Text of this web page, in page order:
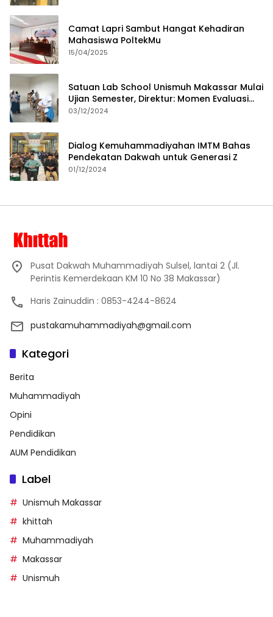
Camat Lapri Sambut Hangat Kehadiran
Mahasiswa PoltekMu
15/04/2025
Satuan Lab School Unismuh Makassar Mulai
Ujian Semester, Direktur: Momen Evaluasi
Proses Pembelajaran
03/12/2024
Dialog Kemuhammadiyahan IMTM Bahas
Pendekatan Dakwah untuk Generasi Z
01/12/2024
Pusat Dakwah Muhammadiyah Sulsel, lantai 2 (Jl.
Perintis Kemerdekaan KM 10 No 38 Makassar)
Haris Zainuddin : 0853-4244-8624
pustakamuhammadiyah@gmail.com
Kategori
Berita
Muhammadiyah
Opini
Pendidikan
AUM Pendidikan
Label
Unismuh Makassar
khittah
Muhammadiyah
Makassar
Unismuh